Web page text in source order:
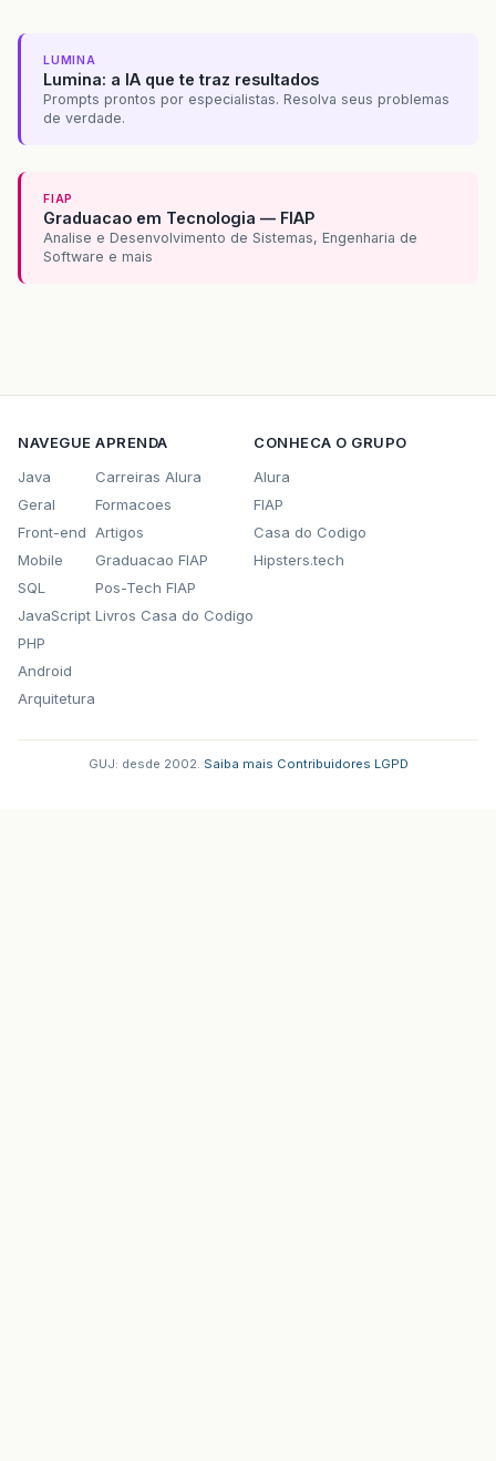
LUMINA
Lumina: a IA que te traz resultados
Prompts prontos por especialistas. Resolva seus problemas
de verdade.
FIAP
Graduacao em Tecnologia — FIAP
Analise e Desenvolvimento de Sistemas, Engenharia de
Software e mais
NAVEGUE
Java
Geral
Front-end
Mobile
SQL
JavaScript
PHP
Android
Arquitetura
APRENDA
Carreiras Alura
Formacoes
Artigos
Graduacao FIAP
Pos-Tech FIAP
Livros Casa do Codigo
CONHECA O GRUPO
Alura
FIAP
Casa do Codigo
Hipsters.tech
GUJ: desde 2002. Saiba mais Contribuidores LGPD